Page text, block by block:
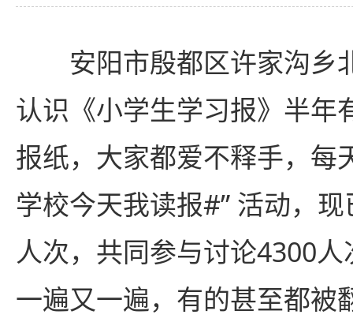
安阳市殷都区许家沟乡
认识《小学生学习报》半年
报纸，大家都爱不释手，每
学校今天我读报#” 活动，
人次，共同参与讨论4300
一遍又一遍，有的甚至都被